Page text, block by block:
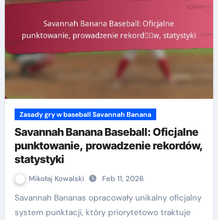
Zasady gry w baseball Savannah Banana
Savannah Banana Baseball: Oficjalne
punktowanie, prowadzenie rekordów,
statystyki
Mikołaj Kowalski Feb 11, 2026
Savannah Bananas opracowały unikalny oficjalny
system punktacji, który priorytetowo traktuje